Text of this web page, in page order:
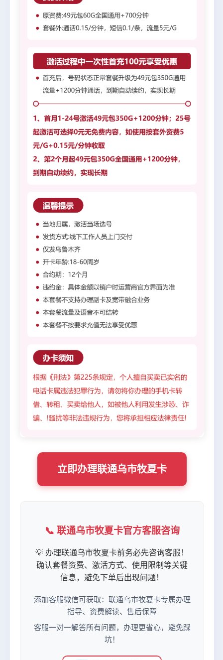
立即办理联通乌市牧夏卡
📞 联通乌市牧夏卡官方客服咨询
💡 办理联通乌市牧夏卡前务必先咨询客服！
确认套餐资费、激活方式、使用限制等关键
信息，避免下单后出现问题！
添加客服微信可获取：联通乌市牧夏卡专属办理
指导、资费解读、售后保障
客服一对一解答所有问题，办理更省心，避免踩
坑！